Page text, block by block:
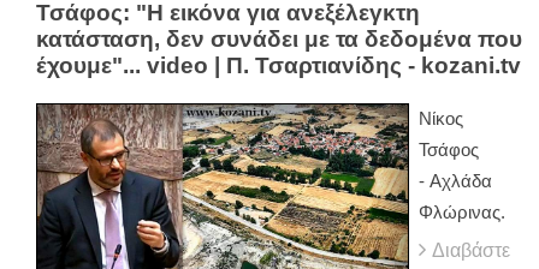
Τσάφος: "Η εικόνα για ανεξέλεγκτη
κατάσταση, δεν συνάδει με τα δεδομένα που
έχουμε"... video | Π. Τσαρτιανίδης - kozani.tv
Νίκος
Τσάφος
- Αχλάδα
Φλώρινας.
Διαβάστε